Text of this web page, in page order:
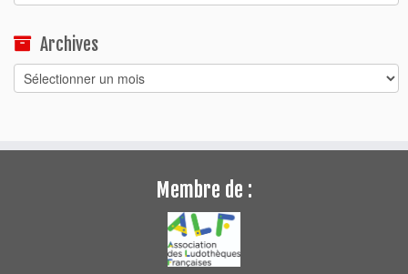
Archives
Archives
Membre de :